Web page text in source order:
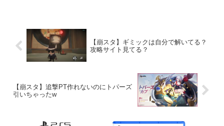
【崩スタ】ギミックは自分で解いてる？
攻略サイト見てる？
【崩スタ】追撃PT作れないのにトパーズ
引いちゃったw